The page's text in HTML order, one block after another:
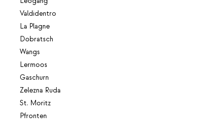
Valdidentro
La Plagne
Dobratsch
Wangs
Lermoos
Gaschurn
Zelezna Ruda
St. Moritz
Pfronten